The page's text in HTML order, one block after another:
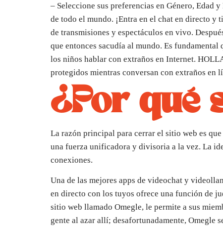
– Seleccione sus preferencias en Género, Edad
de todo el mundo. ¡Entra en el chat en directo
de transmisiones y espectáculos en vivo.
que entonces sacudía al mundo. Es
los niños hablar con extraños en Internet.
protegidos mientras conversan con extraños en
¿Por qué
La razón principal para cerrar el sitio web es
una fuerza unificadora y divisoria a la vez. La
conexiones.
Una de las mejores apps de videochat y
en directo con los tuyos ofrece una función de
sitio web llamado Omegle, le permite a sus
gente al azar allí; desafortunadamente, Omegle